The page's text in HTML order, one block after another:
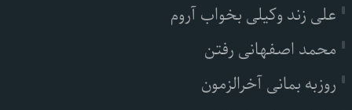
علی زند وکیلی بخواب آروم
محمد اصفهانی رفتن
روزبه بمانی آخرالزمون